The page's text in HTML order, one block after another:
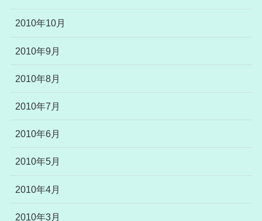
2010年10月
2010年9月
2010年8月
2010年7月
2010年6月
2010年5月
2010年4月
2010年3月